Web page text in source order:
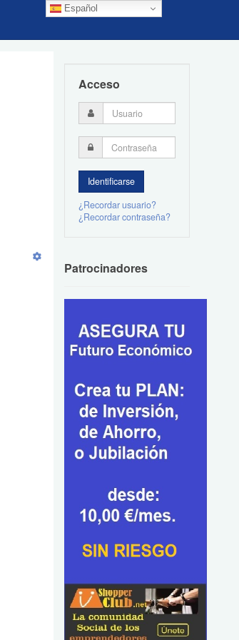
Español
Acceso
¿Recordar usuario?
¿Recordar contraseña?
Patrocinadores